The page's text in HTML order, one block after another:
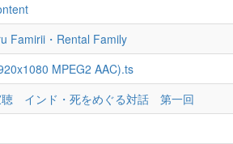
Famirii・Rental Family
MPEG2 AAC).ts
インド・死をめぐる対話 第一回